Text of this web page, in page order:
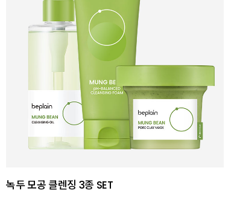
녹두 모공 클렌징 3종 SET